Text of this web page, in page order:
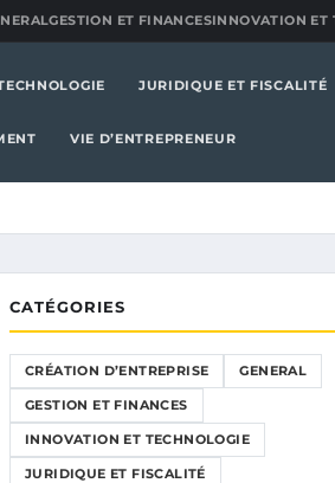
GESTION ET FINANCESINNOVATION ET
JURIDIQUE ET FISCALITÉ
VIE D’ENTREPRENEUR
CATÉGORIES
CRÉATION D’ENTREPRISE GENERAL
GESTION ET FINANCES
INNOVATION ET TECHNOLOGIE
JURIDIQUE ET FISCALITÉ